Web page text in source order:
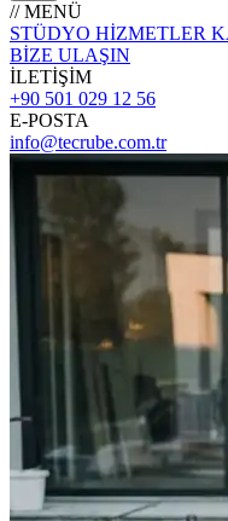
// MENÜ
STÜDYO HİZMETLER
BİZE ULAŞIN
İLETİŞİM
+90 501 029 12 56
E-POSTA
info@tecrube.com.tr